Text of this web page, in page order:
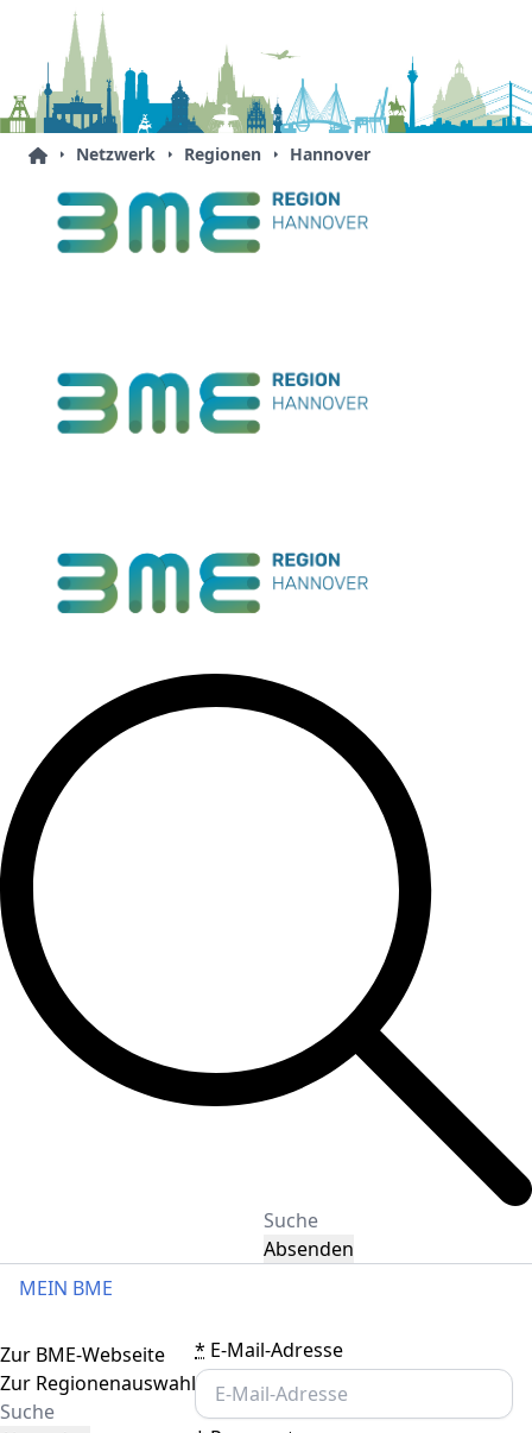
Netzwerk Regionen Hannover
Absenden
MEIN BME
* E-Mail-Adresse
Toggle navigation
Zur BME-Webseite
Zur Regionenauswahl